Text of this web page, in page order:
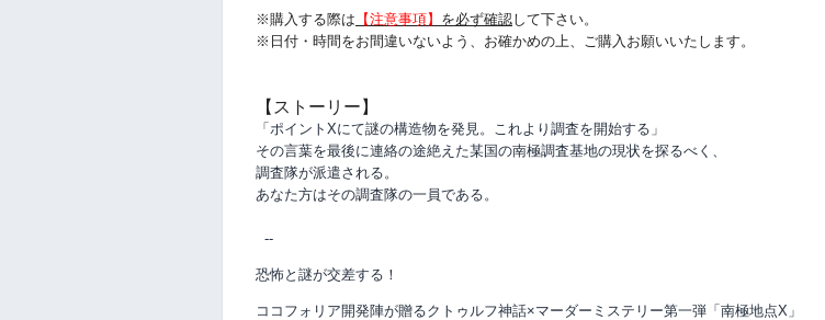
※購入する際は 【注意事項】 を必ず確認して下さい。
※日付・時間をお間違いないよう、 お確かめの上、ご購入お願いいたします。
【ストーリー】
「ポイントXにて謎の構造物を発見。これより調査を開始する」
その言葉を最後に連絡の途絶えた某国の南極調査基地の現状を探るべく、
調査隊が派遣される。
あなた方はその調査隊の一員である。
--
恐怖と謎が交差する！
ココフォリア開発陣が贈るクトゥルフ神話×マーダーミステリー第一弾「南極地点X」